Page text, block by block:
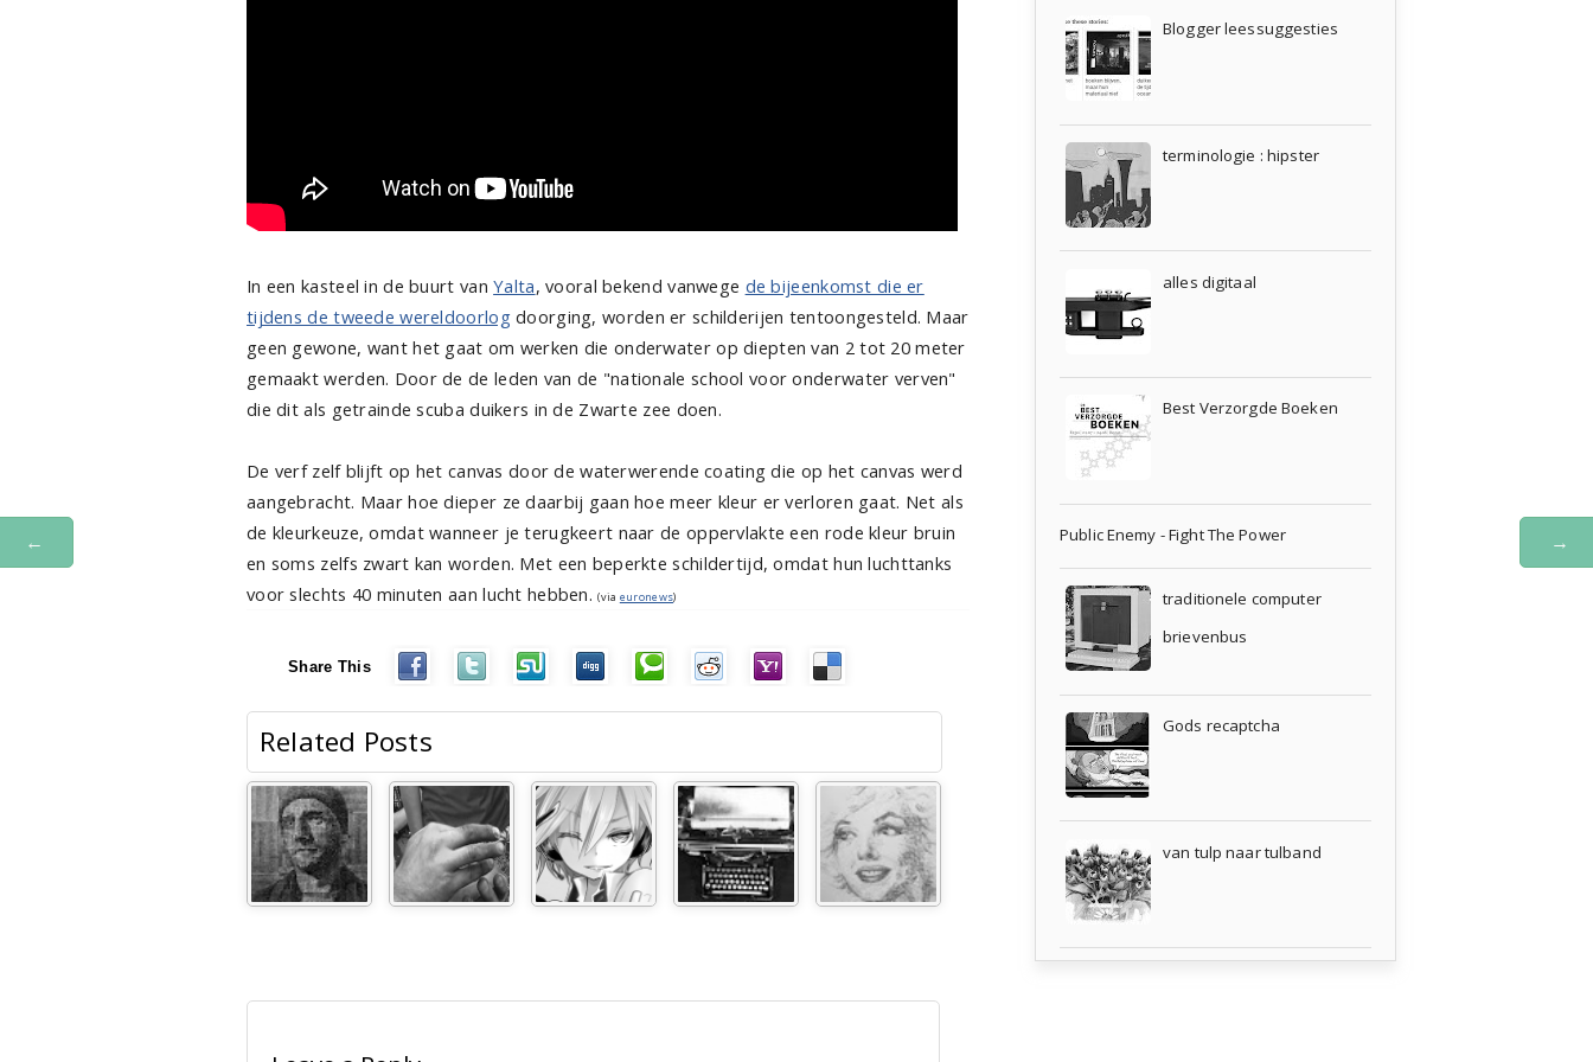
In een kasteel in de buurt vanYalta, vooral bekend vanwege de bijeenkomst die er
tijdens de tweede wereldoorlogdoorging, worden er schilderijen tentoongesteld. Maar
geen gewone, want het gaat om werken die onderwater op diepten van 2 tot 20 meter
gemaakt werden. Door de de leden van de "nationale school voor onderwater verven"
die dit als getrainde scuba duikers in de Zwarte zee doen.
De verf zelf blijft op het canvas door de waterwerende coating die op het canvas werd
aangebracht. Maar hoe dieper ze daarbij gaan hoe meer kleur er verloren gaat. Net als
de kleurkeuze, omdat wanneer je terugkeert naar de oppervlakte een rode kleur bruin
en soms zelfs zwart kan worden. Met een beperkte schildertijd, omdat hun luchttanks
voor slechts 40 minuten aan lucht hebben.(via euronews)
Share This
Related Posts
← →
Blogger leessuggesties
terminologie : hipster
alles digitaal
Best Verzorgde Boeken
Public Enemy - Fight The Power
traditionele computer
brievenbus
Gods recaptcha
van tulp naar tulband